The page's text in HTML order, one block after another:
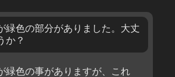
緑色の部分がありました。大丈
か？
緑色の事がありますが、これ